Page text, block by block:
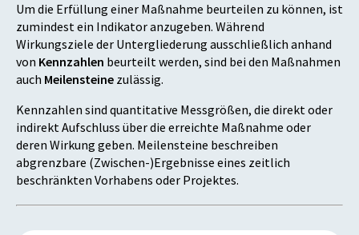
Um die Erfüllung einer Maßnahme beurteilen zu können, ist
zumindest ein Indikator anzugeben. Während
Wirkungsziele der Untergliederung ausschließlich anhand
von Kennzahlen beurteilt werden, sind bei den Maßnahmen
auch Meilensteine zulässig.
Kennzahlen sind quantitative Messgrößen, die direkt oder
indirekt Aufschluss über die erreichte Maßnahme oder
deren Wirkung geben. Meilensteine beschreiben
abgrenzbare (Zwischen-)Ergebnisse eines zeitlich
beschränkten Vorhabens oder Projektes.